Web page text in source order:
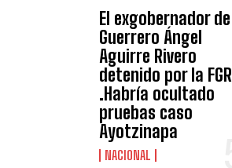
El exgobernador de
Guerrero Ángel
Aguirre Rivero
detenido por la FGR
.Habría ocultado
pruebas caso
Ayotzinapa
NACIONAL